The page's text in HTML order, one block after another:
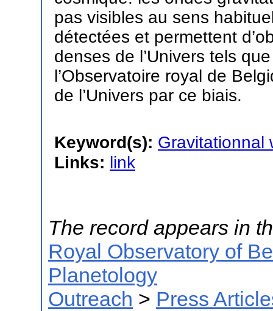
pas visibles au sens
détectées et permettent
denses de l’Univers tels
l’Observatoire royal de
de l’Univers par ce biais.
Keyword(s): Gravitationnal
Links: link
The record appears in
Royal Observatory of
Planetology
Outreach > Press